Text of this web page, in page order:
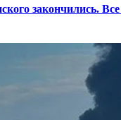
закончились.